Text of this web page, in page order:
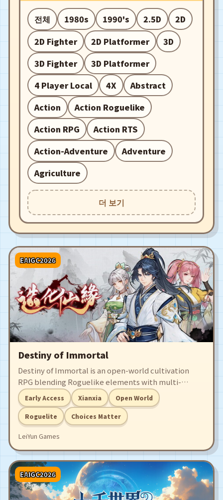
전체 1980s 1990's 2.5D
2D
2D Fighter
2D Platformer
3D
3D Fighter
3D Platformer
4 Player Local
4X
Abstract
Action
Action Roguelike
Action RPG
Action RTS
Action-Adventure
Adventure
Agriculture
더 보기
EAIGC2026
Destiny of Immortal
Destiny of Immortal is an open-world cultivation
RPG blending Roguelike elements with multi-
branching storytelling.
Early Access Xianxia Open World
Roguelite Choices Matter
LeiYun Games
EAIGC2026